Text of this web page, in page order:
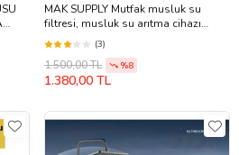
MAK SUPPLY Mutfak musluk su
filtresi, musluk su arıtma cihazı
(Krom)
(3)
1.500,00 TL %8
1.380,00 TL